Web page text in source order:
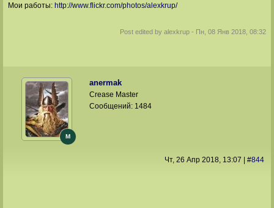
Мои работы: http://www.flickr.com/photos/alexkrup/
Post edited byalexkrup - Пн, 08 Янв 2018, 08:32
anermak
M
Crease Master
Сообщений: 1484
Чт, 26 Апр 2018, 13:07 #844